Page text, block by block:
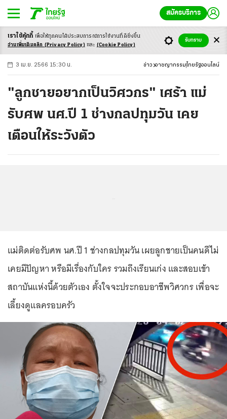
สมัครบริการ
-ก ก ก+
3 เม.ย. 2566 15:30 น. ข่าว อาชญากรรม ไทยรัฐออนไลน์
"ลูกชายอยากเป็นวิศวกร" เศร้า แม่
รับศพ นศ.ปี 1 ช่างกลปทุมวัน เคย
เตือนให้ระวังตัว
แม่ติดต่อรับศพ นศ.ปี 1 ช่างกลปทุมวัน เผยลูกชายเป็นคนดีไม่
เคยมีปัญหา หรือมีเรื่องกับใคร รวมถึงเรียนเก่ง และสอบเข้า
สถาบันแห่งนี้ด้วยตัวเอง ตั้งใจจะประกอบอาชีพวิศวกร เพื่อจะ
เลี้ยงดูแลครอบครัว
เราใช้คุ้กกี้ เพื่อให้ทุกคนได้ประสบการณ์การใช้งานที่ดียิ่งขึ้น
อ่านเพิ่มเติมคลิก (Privacy Policy) และ (Cookie Policy)
รับทราบ